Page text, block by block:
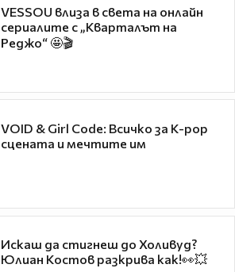
VESSOU влиза в света на онлайн
сериалите с „Кварталът на
Реджо“ 🤩🎬
VOID & Girl Code: Всичко за K-pop
сцената и мечтите им
Искаш да стигнеш до Холивуд?
Юлиан Костов разкрива как!👀💥